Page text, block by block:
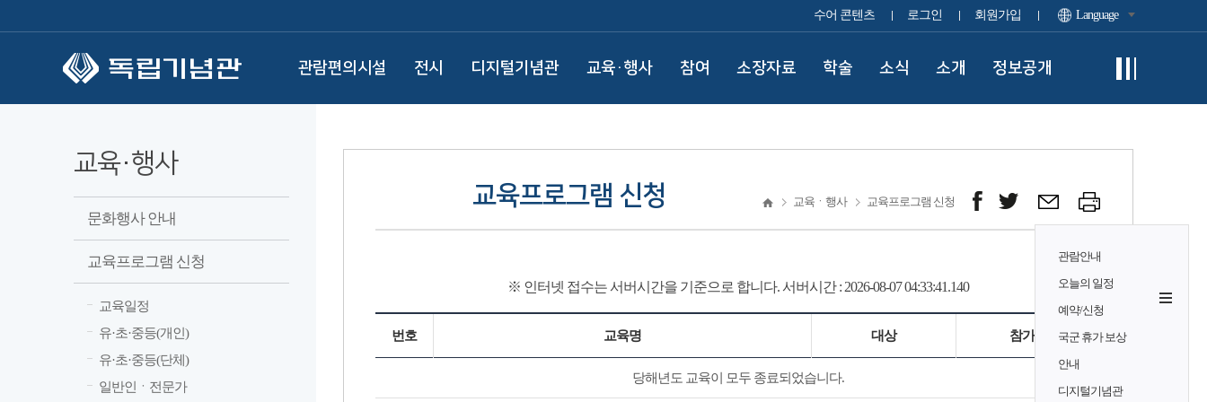
수어 콘텐츠 로그인 회원가입 Language
관람편의시설 전시 디지털기념관 교육·행사 참여 소장자료 학술 소식 소개 정보공개
관람안내
오늘의 일정
예약/신청
국군 휴가 보상
안내
디지털기념관
교육·행사
문화행사 안내
교육프로그램 신청
교육일정
유·초·중등(개인)
유·초·중등(단체)
일반인ㆍ전문가
교육프로그램 신청 교육ㆍ행사 교육프로그램 신청
※ 인터넷 접수는 서버시간을 기준으로 합니다. 서버시간 : 2026-08-07 04:33:41.170
번호 교육명 대상 참가비
당해년도 교육이 모두 종료되었습니다.